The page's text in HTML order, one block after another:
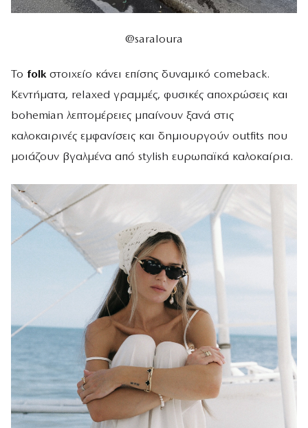
@saraloura
Το folkστοιχείο κάνει επίσης δυναμικό comeback.
Κεντήματα, relaxed γραμμές, φυσικές αποχρώσεις και
bohemian λεπτομέρειες μπαίνουν ξανά στις
καλοκαιρινές εμφανίσεις και δημιουργούν outfits που
μοιάζουν βγαλμένα από stylish ευρωπαϊκά καλοκαίρια.